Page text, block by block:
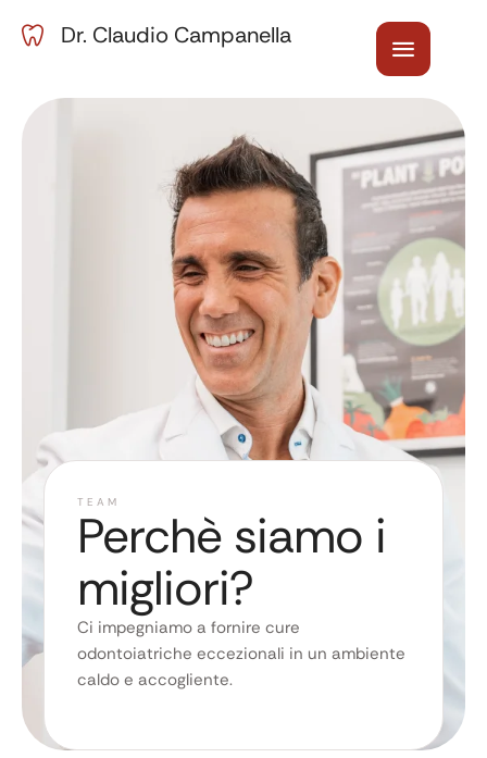
Dr. Claudio Campanella
TEAM
Perchè siamo i
migliori?
Ci impegniamo a fornire cure
odontoiatriche eccezionali in un ambiente
caldo e accogliente.